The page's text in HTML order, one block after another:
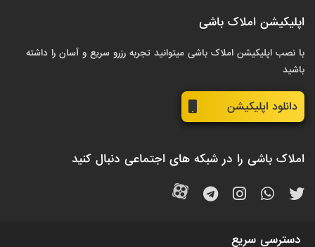
اپلیکیشن املاک باشی
با نصب اپلیکیشن املاک باشی میتوانید تجربه رزرو سریع و آسان را داشته
باشید
دانلود اپلیکیشن
املاک باشی را در شبکه های اجتماعی دنبال کنید
دسترسی سریع